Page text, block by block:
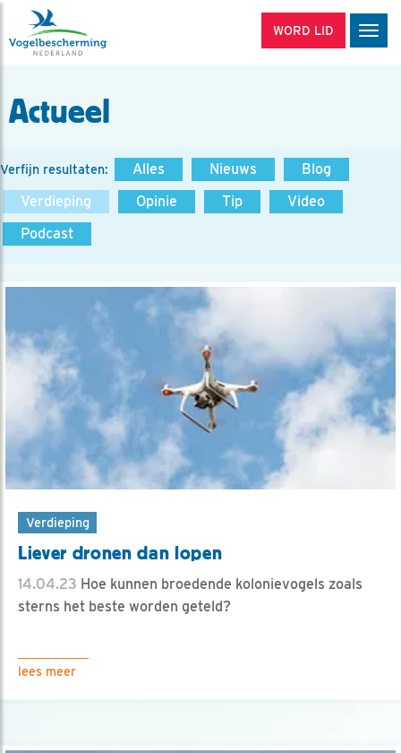
WORD LID
Actueel
Verfijn resultaten: Alles Nieuws
Blog
Verdieping
Opinie Tip
Video
Podcast
Verdieping
Liever dronen dan lopen
14.04.23 Hoe kunnen broedende kolonievogels zoals
sterns het beste worden geteld?
lees meer